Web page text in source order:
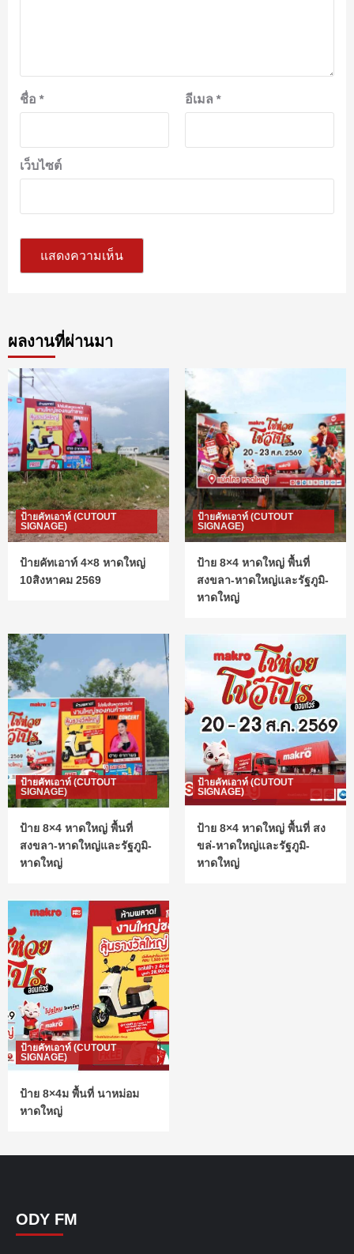
ชื่อ * อีเมล *
เว็บไซต์
ผลงานที่ผ่านมา
ป้ายคัทเอาท์ (CUTOUT
SIGNAGE)
ป้ายคัทเอาท์ 4×8 หาดใหญ่
10สิงหาคม 2569
ป้ายคัทเอาท์ (CUTOUT
SIGNAGE)
ป้าย 8×4 หาดใหญ่ พื้นที่
สงขลา-หาดใหญ่และรัฐภูมิ-
หาดใหญ่
ป้ายคัทเอาท์ (CUTOUT
SIGNAGE)
ป้าย 8×4 หาดใหญ่ พื้นที่
สงขลา-หาดใหญ่และรัฐภูมิ-
หาดใหญ่
ป้ายคัทเอาท์ (CUTOUT
SIGNAGE)
ป้าย 8×4 หาดใหญ่ พื้นที่ สง
ขล่-หาดใหญ่และรัฐภูมิ-
หาดใหญ่
ป้ายคัทเอาท์ (CUTOUT
SIGNAGE)
ป้าย 8×4ม พื้นที่ นาหม่อม
หาดใหญ่
ODY FM